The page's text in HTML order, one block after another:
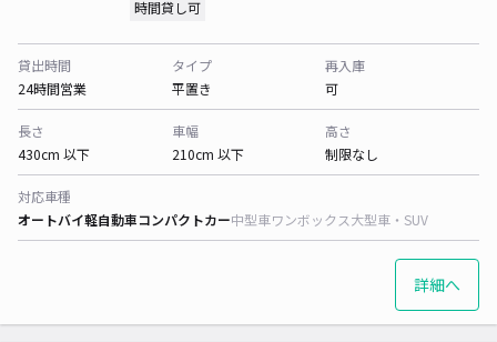
時間貸し可
貸出時間
24時間営業
タイプ
平置き
再入庫
可
長さ
430cm 以下
車幅
210cm 以下
高さ
制限なし
対応車種
オートバイ軽自動車コンパクトカー中型車ワンボックス大型車・SUV
詳細へ